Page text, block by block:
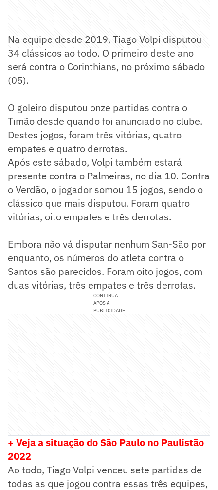
Na equipe desde 2019, Tiago Volpi disputou
34 clássicos ao todo. O primeiro deste ano
será contra o Corinthians, no próximo sábado
(05).
O goleiro disputou onze partidas contra o
Timão desde quando foi anunciado no clube.
Destes jogos, foram três vitórias, quatro
empates e quatro derrotas.
Após este sábado, Volpi também estará
presente contra o Palmeiras, no dia 10. Contra
o Verdão, o jogador somou 15 jogos, sendo o
clássico que mais disputou. Foram quatro
vitórias, oito empates e três derrotas.
Embora não vá disputar nenhum San-São por
enquanto, os números do atleta contra o
Santos são parecidos. Foram oito jogos, com
duas vitórias, três empates e três derrotas.
CONTINUA
APÓS A
PUBLICIDADE
+ Veja a situação do São Paulo no Paulistão
2022
Ao todo, Tiago Volpi venceu sete partidas de
todas as que jogou contra essas três equipes,